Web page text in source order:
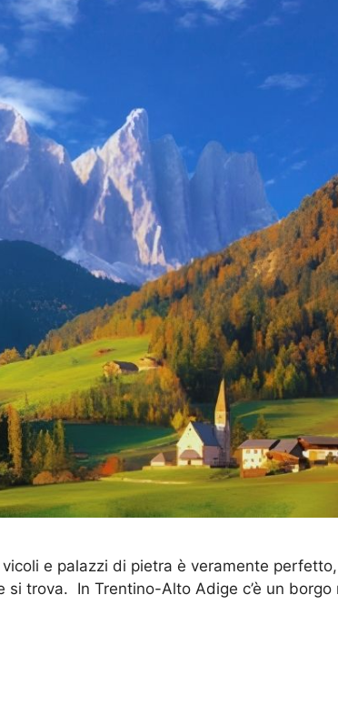
e palazzi di pietra è veramente
trova. In Trentino-Alto Adige c’è un borgo